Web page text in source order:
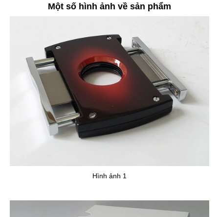
Một số hình ảnh về sản phẩm
Hình ảnh 1